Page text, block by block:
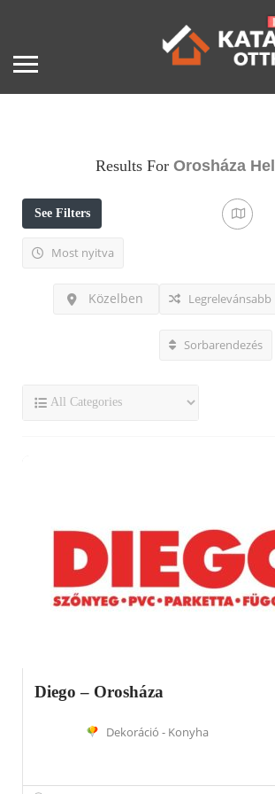
Results For Orosháza
See Filters
Most nyitva
Közelben Legrelevánsabb
Sorbarendezés
Diego – Orosháza
Dekoráció - Konyha